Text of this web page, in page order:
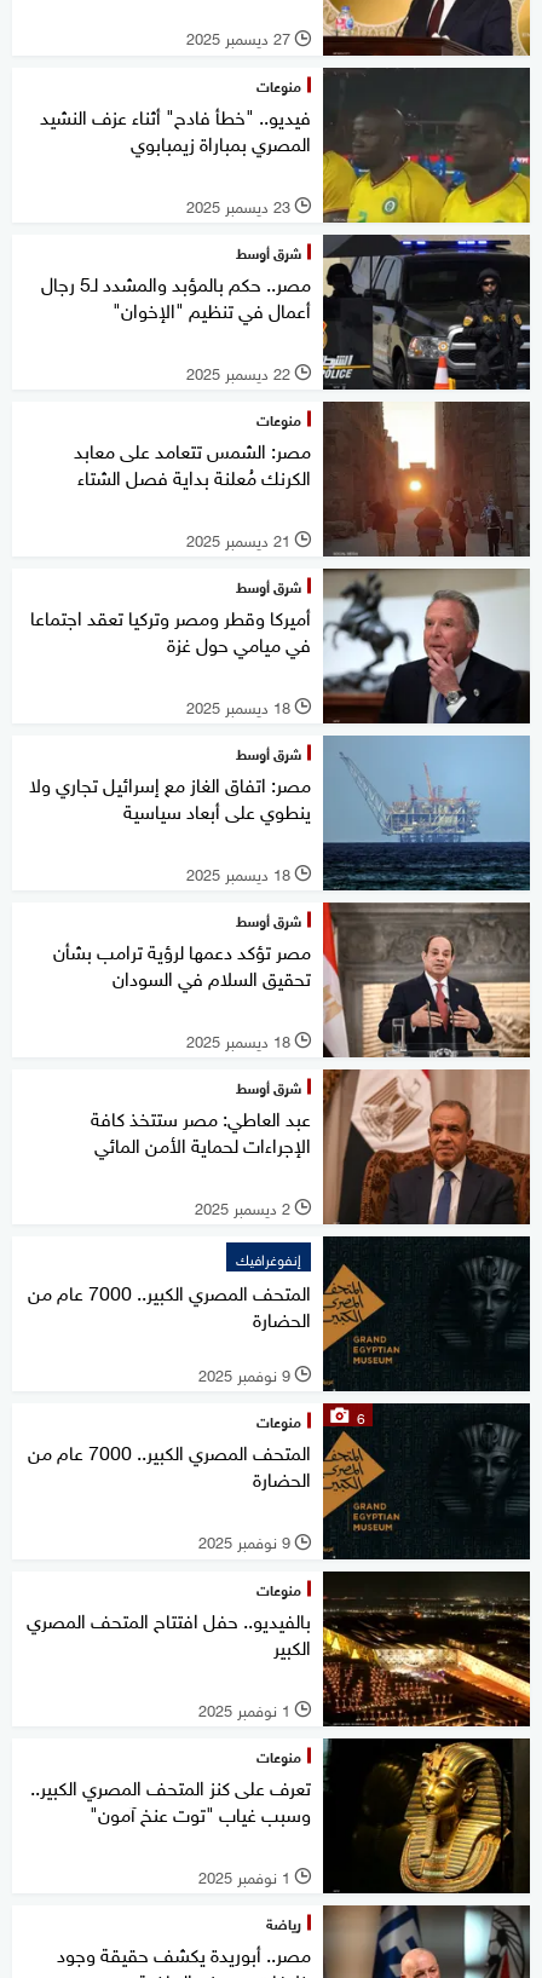
l 27 ديسمبر 2025
منوعات
فيديو.. "خطأ فادح" أثناء عزف النشيد
المصري بمباراة زيمبابوي
l 23 ديسمبر 2025
شرق أوسط
مصر.. حكم بالمؤبد والمشدد لـ5 رجال
أعمال في تنظيم "الإخوان"
l 22 ديسمبر 2025
منوعات
مصر: الشمس تتعامد على معابد
الكرنك مُعلنة بداية فصل الشتاء
l 21 ديسمبر 2025
شرق أوسط
أميركا وقطر ومصر وتركيا تعقد اجتماعا
في ميامي حول غزة
l 18 ديسمبر 2025
شرق أوسط
مصر: اتفاق الغاز مع إسرائيل تجاري ولا
ينطوي على أبعاد سياسية
l 18 ديسمبر 2025
شرق أوسط
مصر تؤكد دعمها لرؤية ترامب بشأن
تحقيق السلام في السودان
l 18 ديسمبر 2025
شرق أوسط
عبد العاطي: مصر ستتخذ كافة
الإجراءات لحماية الأمن المائي
l 2 ديسمبر 2025
إنفوغرافيك
المتحف المصري الكبير.. 7000 عام من
الحضارة
l 9 نوفمبر 2025
6 منوعات
المتحف المصري الكبير.. 7000 عام من
الحضارة
l 9 نوفمبر 2025
منوعات
بالفيديو.. حفل افتتاح المتحف المصري
الكبير
l 1 نوفمبر 2025
منوعات
تعرف على كنز المتحف المصري الكبير..
وسبب غياب "توت عنخ آمون"
l 1 نوفمبر 2025
رياضة
مصر.. أبوريدة يكشف حقيقة وجود